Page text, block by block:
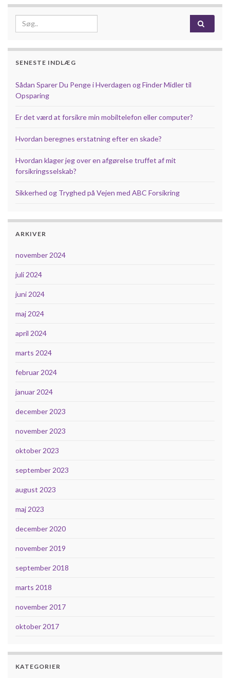
Search for:
SENESTE INDLÆG
Sådan Sparer Du Penge i Hverdagen og Finder Midler til
Opsparing
Er det værd at forsikre min mobiltelefon eller computer?
Hvordan beregnes erstatning efter en skade?
Hvordan klager jeg over en afgørelse truffet af mit
forsikringsselskab?
Sikkerhed og Tryghed på Vejen med ABC Forsikring
ARKIVER
november 2024
juli 2024
juni 2024
maj 2024
april 2024
marts 2024
februar 2024
januar 2024
december 2023
november 2023
oktober 2023
september 2023
august 2023
maj 2023
december 2020
november 2019
september 2018
marts 2018
november 2017
oktober 2017
KATEGORIER